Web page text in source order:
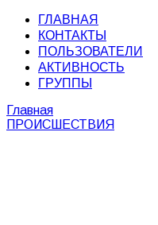
ГЛАВНАЯ
КОНТАКТЫ
ПОЛЬЗОВАТЕЛИ
АКТИВНОСТЬ
ГРУППЫ
Главная
ПРОИСШЕСТВИЯ